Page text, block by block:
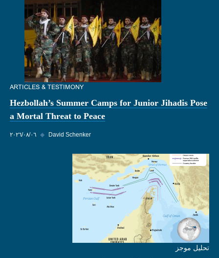
ARTICLES & TESTIMONY
Hezbollah’s Summer Camps for Junior Jihadis Pose
a Mortal Threat to Peace
٠٦‏/٠٨‏/٢٠٢٦ ◆ David Schenker
تحليل موجز